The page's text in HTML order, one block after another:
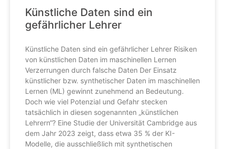
Künstliche Daten sind ein
gefährlicher Lehrer
Künstliche Daten sind ein gefährlicher Lehrer Risiken
von künstlichen Daten im maschinellen Lernen
Verzerrungen durch falsche Daten Der Einsatz
künstlicher bzw. synthetischer Daten im maschinellen
Lernen (ML) gewinnt zunehmend an Bedeutung.
Doch wie viel Potenzial und Gefahr stecken
tatsächlich in diesen sogenannten „künstlichen
Lehrern“? Eine Studie der Universität Cambridge aus
dem Jahr 2023 zeigt, dass etwa 35 % der KI-
Modelle, die ausschließlich mit synthetischen